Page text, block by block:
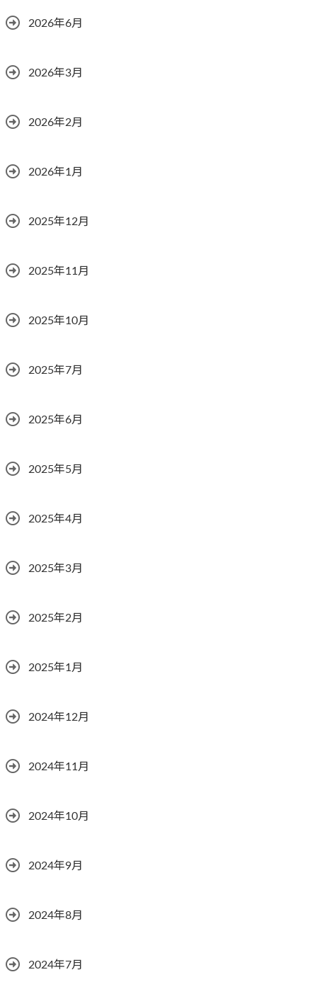
2026年6月
2026年3月
2026年2月
2026年1月
2025年12月
2025年11月
2025年10月
2025年7月
2025年6月
2025年5月
2025年4月
2025年3月
2025年2月
2025年1月
2024年12月
2024年11月
2024年10月
2024年9月
2024年8月
2024年7月